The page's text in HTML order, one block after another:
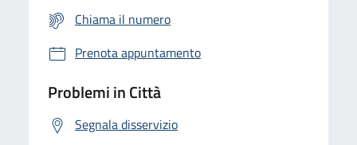
Chiama il numero
Prenota appuntamento
Problemi in Città
Segnala disservizio